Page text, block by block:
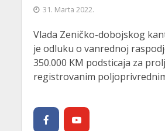
31. Marta 2022.
Vlada Zeničko-dobojskog
je odluku o vanrednoj
350.000 KM podsticaja za
registrovanim